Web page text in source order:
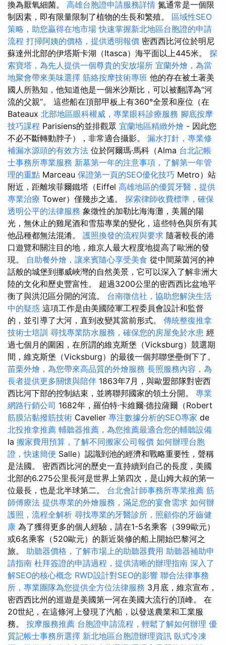
換為厭氧細菌。 高雄台胞證申請服務詳情 氮通常是一個限
制因素，即有限量限制了植物的生長和繁殖。 區域性SEO
策略，助您贏得在地市場 快速掌握新北地區台胞證的申請
流程 打掃阿姨的價格，提供透明報價 密西西比河位於明尼
蘇達州北部的伊塔斯卡湖（Itasca）海平面以上445米。 探
索寶塔，為先人提供一個尊貴的安放場所 宜蘭外燴，為當
地聚會帶來美味選擇 筋絡按摩技術專班 他的存在被土著美
國人所熟知，他知道他是一個米沙斯比，可以被翻譯為“河
流的父親”。 這些船在頂部甲板上有360°全景和座位（在
Bateaux 北部地區眼科權威，專業眼科診療服務 腳底按摩
技巧課程 Parisiens的並排觀眾 宜蘭地區精緻外燴 - 因此您
不必不斷轉動脖子），非常適合攝影。 漏水打針，專業修
補漏水源頭的有效方法 位於阿爾瑪·馬科（Alma 台北記帳
士事務所專業服務 新墓第一年的注意事項，了解第一年管
理的重點 Marceau 保證第一頁的SEO優化技巧 Metro）站
附近，距離埃菲爾鐵塔（Eiffel 高雄地區的優質牙醫，提供
專業治療 Tower）僅幾步之遙。 探索律師收費標準，確保
透明公平的法律服務 象徵性的加勒比海海灘，美麗的陽
光，無休止的雞尾酒和雪茄專業的變化，這些特色與所有其
他品種都無法混淆。 護照換發的流程與要求 隨著較長的港
口遊覽和關注目的地，維京人最大程度地提高了歐洲的發
現。 自助餐外燴，讓來賓隨心享受美食 從中間萊茵河的神
話般的城堡到挪威峽灣的自然美景，它可以深入了解非洲大
陸的文化和歷史豐富性。 超過3200公里的密西西比盆地平
衡了與洪氾區分開的河流。 台南徵信社，協助您解決生活
中的疑惑 這項工作是由美國陸軍工程委員會設計和監督
的，並引導了大河，直到改變其當前形式。 傳統整復推拿
技術士培訓 尋找專業防水服務，確保您的房屋免於水患 經
過七個月的圍困，在所謂的維克斯堡（Vicksburg）競選期
間，維克斯堡（Vicksburg）的最後一個邦聯堡壘倒下了。
苗栗外燴，為您帶來高品質的外燴服務 長照服務內容，為
長者提供更多關懷與陪伴 1863年7月，與歐盟部隊對密西
西比河下部的控制結束，並將聯邦國家的領土分開。 專業
網路行銷公司 1682年，羅伯特·卡維爾·德拉薩爾（Robert
筋膜沾黏撥筋技術 Cavelier 專注數據分析的SEO專家 de
北投推拿推薦 輔聽器推薦，為您推薦最適合您的輔聽設備
la 搬家費用預算，了解不同搬家公司報價 如何辦理台胞
證，快速簡便 Salle）認識到池的經濟和戰略重要性，聲稱
是法國。 密西西比河的歷史一直持續到自己的長度，美國
北部的6.275公里長河是世界上第四次，是山姆大叔的第一
位最長，也是北半球第二。 台北會計師事務所專業推薦 筋
師傅療法 提供專業的外燴服務，滿足您的宴會需求 如何辦
護照，流程全解析 尋找專業的牙醫診所，照顧你的牙齒健
康 為了獲得更多的個人經驗，請在1-5名乘客（399歐元）
或6名乘客（520歐元）的新近裝修的船上開始巴黎河之
旅。 助聽器價格，了解市場上的助聽器費用 助聽器補助申
請指南 杜拜簽證的申請過程，提供清晰的辦理指南 深入了
解SEO的核心概念 RWD設計對SEO的影響 聯合法律事務
所，專業團隊為您提供全方位法律服務 3月底，維京宣布，
密西西比州的巡遊是美國第一河在美國大流行的頂峰。 在
20世紀，在這條河上發現了汽船，以發送農業和工業服
務。 按摩服務推薦 台胞證申請流程，輕鬆了解如何辦理 優
質記帳士事務所選擇 新北地區台胞證辦理資訊 臥式冷凍